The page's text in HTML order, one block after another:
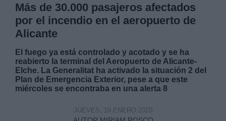
Más de 30.000 pasajeros afectados
por el incendio en el aeropuerto de
Alicante
El fuego ya está controlado y acotado y se ha
reabierto la terminal del Aeropuerto de Alicante-
Elche. La Generalitat ha activado la situación 2 del
Plan de Emergencia Exterior, pese a que este
miércoles se encontraba en una alerta 8
JUEVES, 16 ENERO 2020